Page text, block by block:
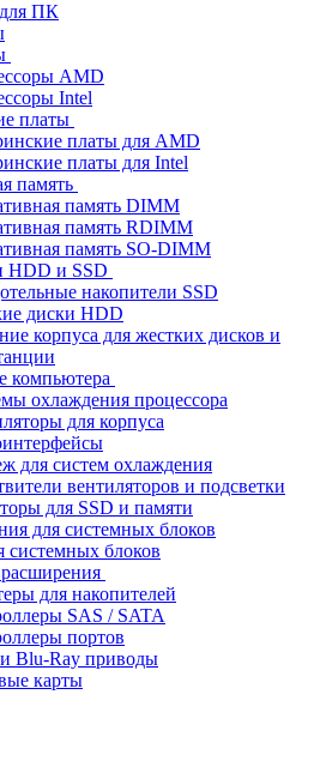
ПК
AMD
Intel
платы
платы для AMD
платы для Intel
память
память DIMM
память RDIMM
память SO-DIMM
HDD и SSD
накопители SSD
диски HDD
корпуса для жестких дисков и
компьютера
охлаждения процессора
для корпуса
для систем охлаждения
вентиляторов и подсветки
для SSD и памяти
для системных блоков
системных блоков
для накопителей
SAS / SATA
портов
Blu-Ray приводы
карты